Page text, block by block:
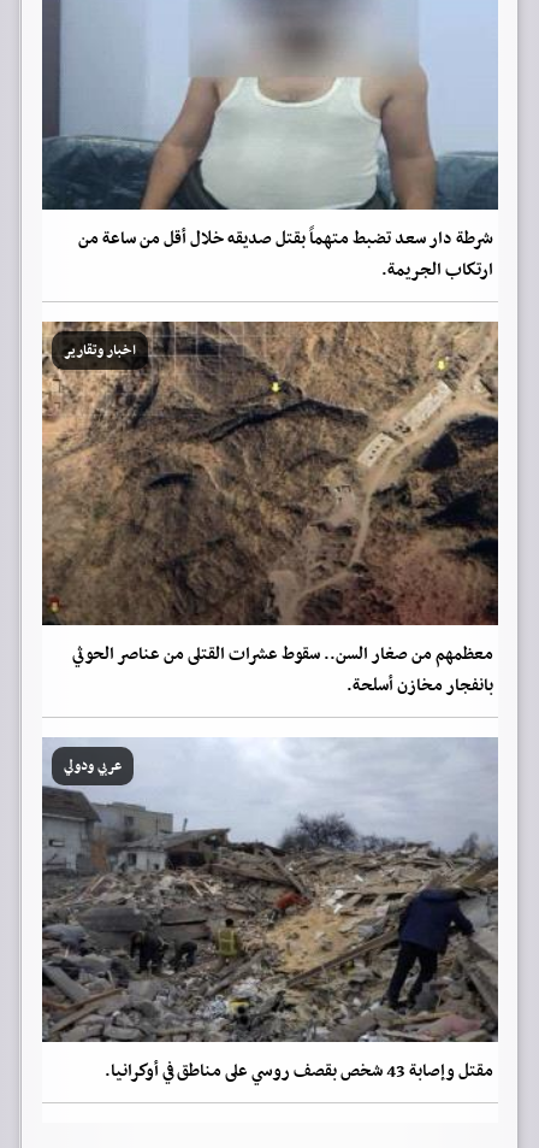
شرطة دار سعد تضبط متهماً بقتل صديقه خلال أقل من ساعة من
ارتكاب الجريمة.
اخبار وتقارير
معظمهم من صغار السن.. سقوط عشرات القتلى من عناصر الحوثي
بانفجار مخازن أسلحة.
عربي ودولي
مقتل وإصابة 43 شخص بقصف روسي على مناطق في أوكرانيا.